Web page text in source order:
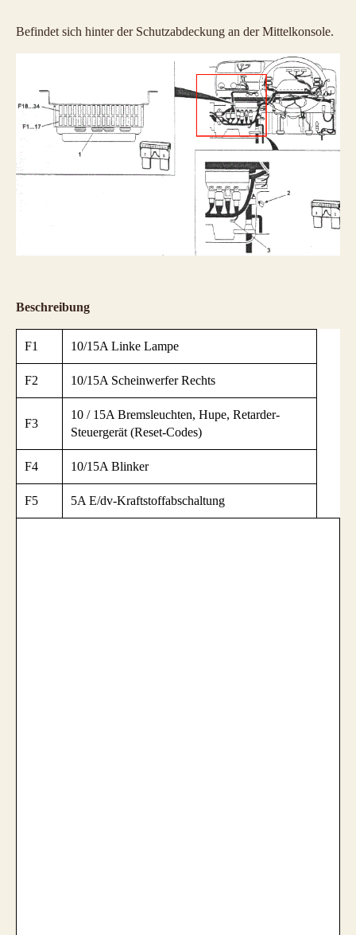
Befindet sich hinter der Schutzabdeckung an der Mittelkonsole.
Beschreibung
F1 10/15A Linke Lampe
F2 10/15A Scheinwerfer Rechts
F3
10 / 15A Bremsleuchten, Hupe, Retarder-
Steuergerät (Reset-Codes)
F4 10/15A Blinker
F5 5A E/dv-Kraftstoffabschaltung